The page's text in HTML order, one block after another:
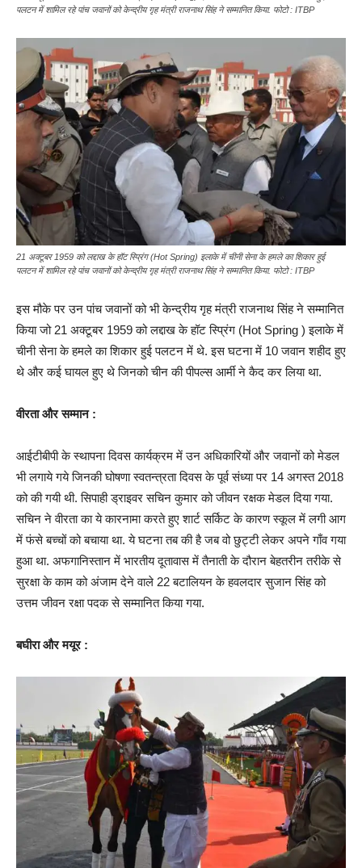
पलटन में शामिल रहे पांच जवानों को केन्द्रीय गृह मंत्री राजनाथ सिंह ने सम्मानित किया. फोटो : ITBP
21 अक्टूबर 1959 को लद्दाख के हॉट स्प्रिंग (Hot Spring) इलाके में चीनी सेना के हमले का शिकार हुई
पलटन में शामिल रहे पांच जवानों को केन्द्रीय गृह मंत्री राजनाथ सिंह ने सम्मानित किया. फोटो : ITBP
इस मौके पर उन पांच जवानों को भी केन्द्रीय गृह मंत्री राजनाथ सिंह ने सम्मानित
किया जो 21 अक्टूबर 1959 को लद्दाख के हॉट स्प्रिंग (Hot Spring ) इलाके में
चीनी सेना के हमले का शिकार हुई पलटन में थे. इस घटना में 10 जवान शहीद हुए
थे और कई घायल हुए थे जिनको चीन की पीपल्स आर्मी ने कैद कर लिया था.
वीरता और सम्मान :
आईटीबीपी के स्थापना दिवस कार्यक्रम में उन अधिकारियों और जवानों को मेडल
भी लगाये गये जिनकी घोषणा स्वतन्त्रता दिवस के पूर्व संध्या पर 14 अगस्त 2018
को की गयी थी. सिपाही ड्राइवर सचिन कुमार को जीवन रक्षक मेडल दिया गया.
सचिन ने वीरता का ये कारनामा करते हुए शार्ट सर्किट के कारण स्कूल में लगी आग
में फंसे बच्चों को बचाया था. ये घटना तब की है जब वो छुट्टी लेकर अपने गाँव गया
हुआ था. अफगानिस्तान में भारतीय दूतावास में तैनाती के दौरान बेहतरीन तरीके से
सुरक्षा के काम को अंजाम देने वाले 22 बटालियन के हवलदार सुजान सिंह को
उत्तम जीवन रक्षा पदक से सम्मानित किया गया.
बघीरा और मयूर :